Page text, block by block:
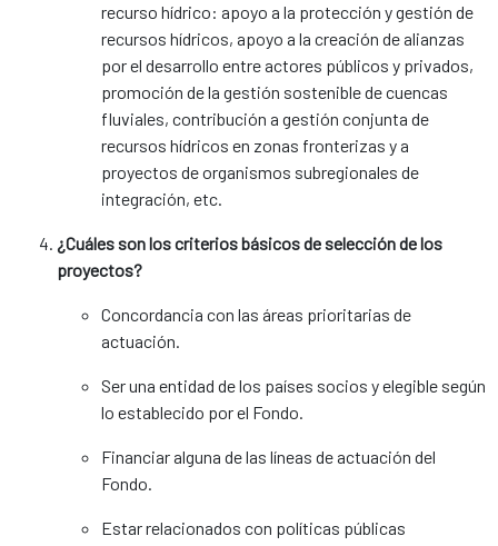
recurso hídrico: apoyo a la protección y gestión de
recursos hídricos, apoyo a la creación de alianzas
por el desarrollo entre actores públicos y privados,
promoción de la gestión sostenible de cuencas
fluviales, contribución a gestión conjunta de
recursos hídricos en zonas fronterizas y a
proyectos de organismos subregionales de
integración, etc.
¿Cuáles son los criterios básicos de selección de los
proyectos?
Concordancia con las áreas prioritarias de
actuación.
Ser una entidad de los países socios y elegible según
lo establecido por el Fondo.
Financiar alguna de las líneas de actuación del
Fondo.
Estar relacionados con políticas públicas